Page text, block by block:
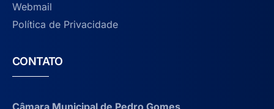
Webmail
Política de Privacidade
CONTATO